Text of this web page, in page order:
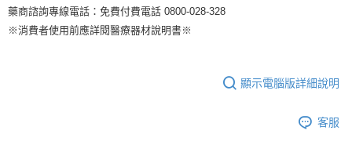
藥商諮詢專線電話：免費付費電話 0800-028-328
※消費者使用前應詳閱醫療器材說明書※
顯示電腦版詳細說明
客服